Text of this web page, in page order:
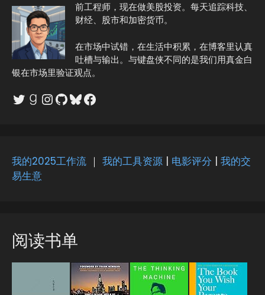
前工程师，现在做美股投资。每天追踪科技、
财经、股市和加密货币。
在市场中试错，在生活中积累，在博客里认真
吐槽与输出。与键盘侠不同的是我们用真金白
银在市场里验证观点。
Twitter
Goodreads
Instagram
GitHub
Bluesky
Facebook
我的2025工作流 ｜ 我的工具资源 | 电影评分 | 我的交
易生意
阅读书单